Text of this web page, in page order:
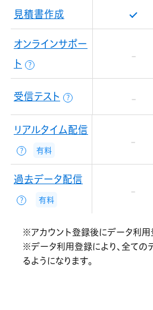
見積書作成
オンラインサポー
ト
？
受信テスト ？
リアルタイム配信
？ 有料
過去データ配信
？ 有料
※アカウント登録後にデータ利用
※データ利用登録により、全ての
るようになります。